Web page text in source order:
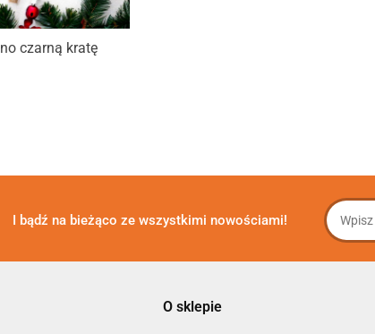
czarną kratę
I bądź na bieżąco ze wszystkimi nowościami!
O sklepie